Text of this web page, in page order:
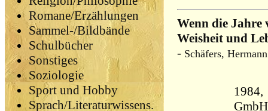
Romane/Erzählungen
Sammel-/Bildbände
Schulbücher
Sonstiges
Soziologie
Sport und Hobby
Sprach/Literaturwissens.
Wenn die Jahre
Weisheit und
- Schäfers, Hermann
1984,